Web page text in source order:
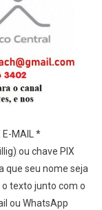
E-MAIL *
ou chave PIX
que seu nome seja
texto junto com o
ou WhatsApp